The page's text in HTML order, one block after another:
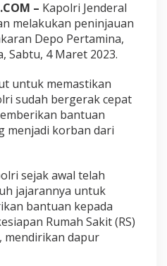
– Kapolri Jenderal
melakukan peninjauan
Depo Pertamina,
Sabtu, 4 Maret 2023.
untuk memastikan
sudah bergerak cepat
bantuan
menjadi korban dari
sejak awal telah
jajarannya untuk
bantuan kepada
Rumah Sakit (RS)
mendirikan dapur